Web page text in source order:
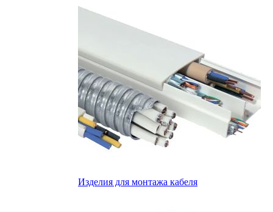
Изделия для монтажа кабеля